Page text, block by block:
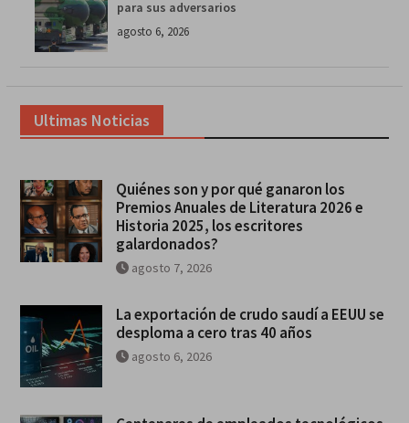
para sus adversarios
agosto 6, 2026
Ultimas Noticias
Quiénes son y por qué ganaron los
Premios Anuales de Literatura 2026 e
Historia 2025, los escritores
galardonados?
agosto 7, 2026
La exportación de crudo saudí a EEUU se
desploma a cero tras 40 años
agosto 6, 2026